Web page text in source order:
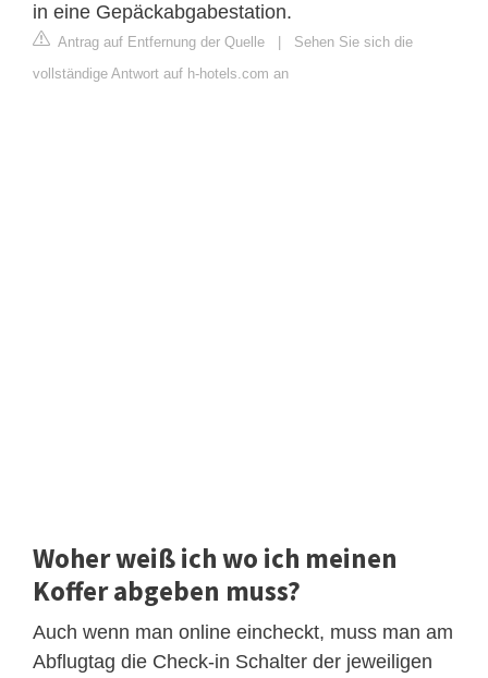
in eine Gepäckabgabestation.
Antrag auf Entfernung der Quelle
Sehen Sie sich die
vollständige Antwort auf h-hotels.com an
Woher weiß ich wo ich meinen
Koffer abgeben muss?
Auch wenn man online eincheckt, muss man am
Abflugtag die Check-in Schalter der jeweiligen